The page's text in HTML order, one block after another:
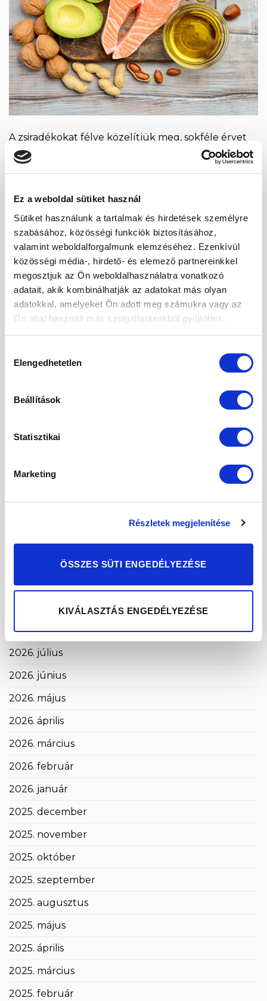
Ez a weboldal sütiket használ
Sütiket használunk a tartalmak és hirdetések személyre
szabásához, közösségi funkciók biztosításához,
valamint weboldalforgalmunk elemzéséhez. Ezenkívül
közösségi média-, hirdető- és elemező partnereinkkel
megosztjuk az Ön weboldalhasználatra vonatkozó
adatait, akik kombinálhatják az adatokat más olyan
adatokkal, amelyeket Ön adott meg számukra vagy az
Ön által használt más szolgáltatásokból gyűjtöttek.
kiválasztása
Elengedhetetlen
Beállítások
Statisztikai
Marketing
Részletek megjelenítése
ÖSSZES SÜTI ENGEDÉLYEZÉSE
KIVÁLASZTÁS ENGEDÉLYEZÉSE
A zsiradékokat félve közelítjük meg, sokféle érvet
és ellenérvet hallunk ezekről. Nehéz kiigazodni, és
ha már tudunk is valamennyit, nem könnyű
megőrzése és táplálkozásunk kialakítása
szempontjából. Az energiát adót tápanyagaink
közé tartoznak a zsiradékok. A zsiradékok, azaz a
zsírok, olajok nélkülözhetetlen szerepet töltenek
be szervezetünk megfelelő működése
szempontjából, de […]
CONTINUE READING →
szív-és érrendszer,
transzzsírok,zsírok
Mogyoróvajas szelet
Méregtelenítés természetesen és óvatosan.
Kétféle puding – laktató, finom, egészséges
Mák tárolása – így csináld, hogy sokáig friss
ARCHÍVUM
2026. augusztus
2026. július
2026. június
2026. május
2026. április
2026. március
2026. február
2026. január
2025. december
2025. november
2025. október
2025. szeptember
2025. augusztus
2025. május
2025. április
2025. március
2025. február